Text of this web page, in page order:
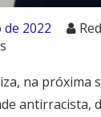
2022
na próxima
antirracista,